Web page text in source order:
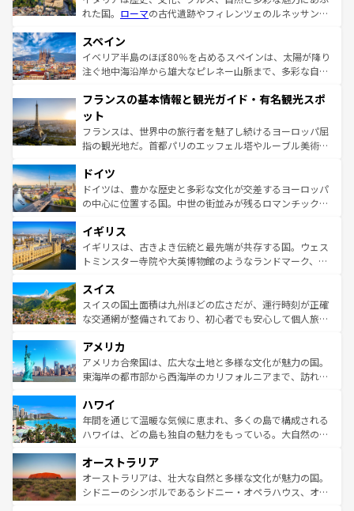
れた国。 ローマの古代遺跡やフィレンツェのルネッサンス
ろん、トスカーナの美しい田園風景やアマルフィ海岸の絶
景など、自然景観も見逃せない。観光の合間には、本場の
ピザやパスタなど、絶品のイタリア料理を堪能することも
ませてくれるイタリアで、忘れられない旅をしてみよう！
なお、新着のイタリア情報は
しい。
スペイン
イベリア半島のほぼ80％を占めるスペインは、太陽が降り
注ぐ地中海沿岸から雄大なピレネー山脈まで、多彩な自然
文化が根付くこの国では、情熱的なフラメンコ、熱気あふ
れる闘牛、そして美味しいタパスが生活の一部となってい
る。首都マドリードの洗練された雰囲気や、バルセロナの
アートに溢れた街角から、地方では古代ローマ遺跡や中世
せる。地方によって風土や気候が異なるスペインはその個
性で訪れる人を魅了する。 なお、新着のスペイン情報は コ
ンテンツ一覧を参照してほしい。
フランスの基本情報と観光ガイド・有名観光スポ
ット
フランスは、世界中の旅行者を魅了し続けるヨーロッパ屈
指の観光地だ。首都パリのエッフェル塔やルーブル美術館
で、幅広い魅力が詰まっている。華麗な宮殿、歴史的な大
聖堂、美しいビーチ、そして豊かな自然が、訪れる者を心
から魅了する。また、フランスは美食の国としても知ら
いる。シャンパンの発祥地であるランス、プロヴァンスの
香り高いラベンダー畑など、多彩な楽しみ方が可能だ。さ
らに、パリ以外の地域にも魅力が溢れており、どの街角に
れる地方に足を運ぶとそれぞれで全く異なる文化を体験で
きるだろう。 なお、新着のフランス情報はコンテンツ一覧
を参照してほしい。
ドイツ
ドイツは、豊かな歴史と多彩な文化が交差するヨーロッパ
の中心に位置する国。中世の街並みが残るロマンチック街
顔を持つこの国は、どこを歩いても飽きることがない。ベ
ルリンの文化的活気、バイエルン州のアルプスの絶景、そ
してライン川沿いのワイン畑といった風景は必見。ビール
は、お酒好きな人にはぜひ体験してほしい。 なお、新着の
ドイツ情報はコンテンツ一覧を参照してほしい。
イギリス
イギリスは、古きよき伝統と最先端が共存する国。ウェス
トミンスター寺院や大英博物館のようなランドマーク、歴
リアごとに異なる魅力がある。また、優雅なアフタヌーン
ティー、ビール好きにはたまらない英国パブ、サッカー観
戦など、本場だからこそできる体験も豊富。イギリスを旅
ンツ一覧を参照してほしい。
スイス
スイスの国土面積は九州ほどの広さだが、運行時刻が正確
な交通網が整備されており、初心者でも安心して個人旅行
の建物がそのまま残る町や、スイスならではのユニークな
博物館もあり、アルプス観光だけでなく町歩きも満喫する
ことができる。国民の所得が高いため物価も高いが、旅行
ば市内交通費無料で観光を楽しむこともできる。 なお、新
着のスイス情報はコンテンツ一覧 を参照してほしい。
アメリカ
アメリカ合衆国は、広大な土地と多様な文化が魅力の国。
東海岸の都市部から西海岸のカリフォルニアまで、訪れる
のような巨大都市は、観光、ショッピング、エンターテイ
ンメントが詰まった刺激的なスポットだ。一方、アメリカ
西部には大自然が広がり、グランドキャニオンやイエロー
部のニューオーリンズでは、音楽と美食が融合した独特の
文化が魅力。旅行者はアメリカの各地域で異なる魅力を楽
しみながら、その多様性と豊かな歴史を感じることができ
ハワイ
年間を通じて温暖な気候に恵まれ、多くの島で構成される
ハワイは、どの島も独自の魅力をもっている。大自然の神
ワイ島は見逃せない。また、定番の観光地といえばオアフ
島だが、静かな自然を求めるならマウイ島やカウアイ島が
おすすめ。エメラルドグリーンに輝く海をはじめ、豊かな
オーストラリア
オーストラリアは、壮大な自然と多様な文化が魅力の国。
シドニーのシンボルであるシドニー・オペラハウス、オー